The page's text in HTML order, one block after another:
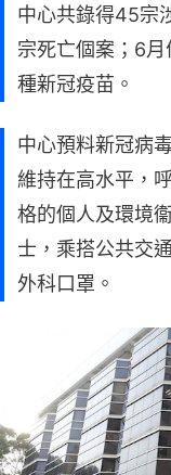
中心共錄得45宗
宗死亡個案；6
種新冠疫苗。
中心預料新冠病
維持在高水平，
格的個人及環境
士，乘搭公共交
外科口罩。